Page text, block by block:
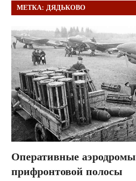
МЕТКА: ДЯДЬКОВО
Оперативные аэродромы
прифронтовой полосы